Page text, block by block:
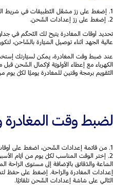
1. إضغط على زرّ مشغّل التّطبيقات في شريط الحالة.
2. إضغط على زرّ إعدادات الشّحن.
تحديد أوقات المغادرة يتيح لك التّحكّم في
عالية الجهد أثناء توصيل السّيّارة بالشّاحن،
عند ضبط وقت المغادرة، يمكن لسيّارتك
الكهرباء مع إعطاء الأولويّة لإكمال الشّحن
التّقويم برمجة وقتين للمغادرة يوميًّا لكلّ يوم
لضبط وقت المغادرة
1. من قائمة إعدادات الشّحن، اضغط على أوقات المغادرة.
2. إختر الوقت المناسب لكلّ يوم من أيّام
السّاعة والدّقائق بالإضافة إلى مستوى الرّاحة
إعدادات المغادرة والرّاحة. إضغط على حفظ
التّالي على شاشة إعدادات الشّحن تلقائيًّا.